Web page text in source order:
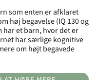
som enten er afklaret
høj begavelse (IQ 130 og
har et barn, hvor det er
har særlige kognitive
om højt begavede